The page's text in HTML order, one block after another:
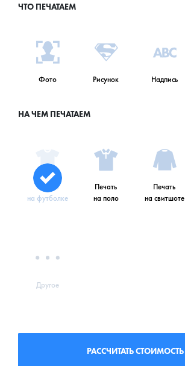
ЧТО ПЕЧАТАЕМ
Фото Рисунок Надпись
НА ЧЕМ ПЕЧАТАЕМ
Печать
на футболке
Печать
на поло
Печать
на свитшоте
Другое
РАССЧИТАТЬ СТОИМОСТЬ